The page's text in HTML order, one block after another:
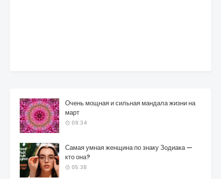
Очень мощная и сильная мандала жизни на
март
09:34
Самая умная женщина по знаку Зодиака —
кто она?
05:38